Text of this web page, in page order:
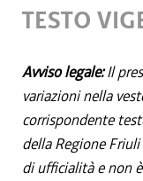
TESTO
Avviso legale:Il
variazioni nella
corrispondente
della Regione
di ufficialità e non